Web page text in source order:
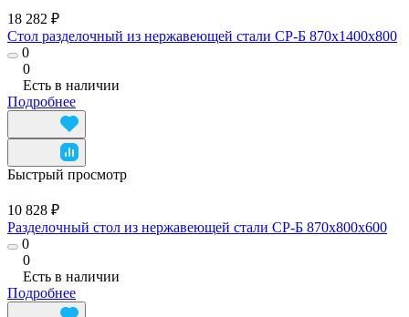
18 282 ₽
Стол разделочный из нержавеющей стали СР-Б 870x1400x800
0
0
Есть в наличии
Подробнее
Быстрый просмотр
10 828 ₽
Разделочный стол из нержавеющей стали СР-Б 870x800x600
0
0
Есть в наличии
Подробнее